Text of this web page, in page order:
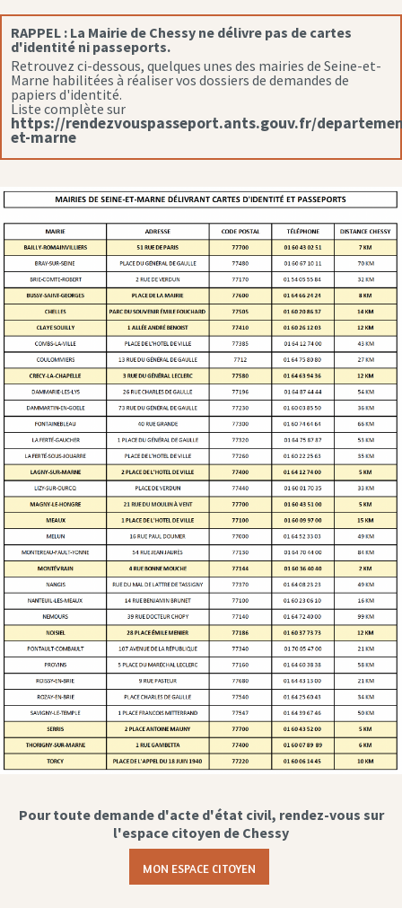
RAPPEL : La Mairie de Chessy ne délivre pas de cartes
d'identité ni passeports.
Retrouvez ci-dessous, quelques unes des mairies de Seine-et-
Marne habilitées à réaliser vos dossiers de demandes de
papiers d'identité.
Liste complète sur
https://rendezvouspasseport.ants.gouv.fr/
et-marne
Pour toute demande d'acte d'état civil, rendez-vous sur
l'espace citoyen de Chessy
MON ESPACE CITOYEN